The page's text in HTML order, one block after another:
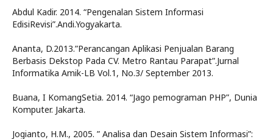
Abdul Kadir. 2014. “Pengenalan Sistem Informasi
EdisiRevisi”.Andi.Yogyakarta.
Ananta, D.2013.”Perancangan Aplikasi Penjualan Barang
Berbasis Dekstop Pada CV. Metro Rantau Parapat”.Jurnal
Informatika Amik-LB Vol.1, No.3/ September 2013.
Buana, I KomangSetia. 2014. “Jago pemograman PHP”, Dunia
Komputer. Jakarta.
Jogianto, H.M., 2005. ” Analisa dan Desain Sistem Informasi”: